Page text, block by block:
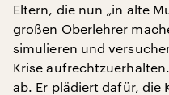
Eltern, die nun „in alte
großen Oberlehrer
simulieren und
Krise
ab. Er plädiert dafür, die